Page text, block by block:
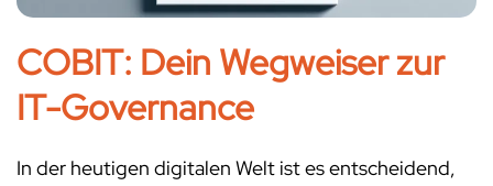
COBIT: Dein Wegweiser zur
IT-Governance
In der heutigen digitalen Welt ist es entscheidend,